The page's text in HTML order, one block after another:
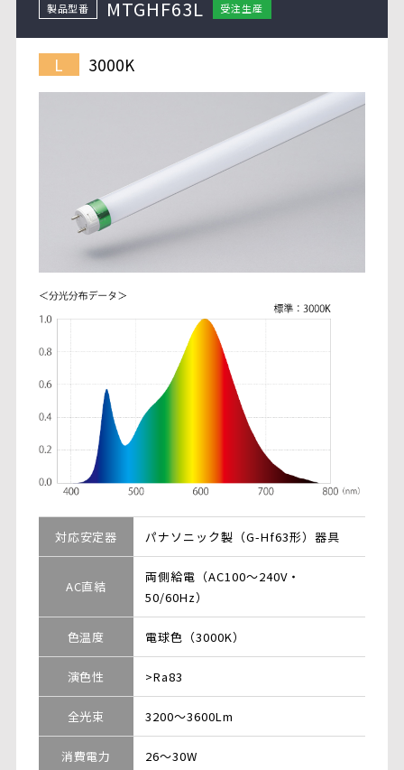
製品型番 MTGHF63L 受注生産
L 3000K
対応安定器 パナソニック製（G-Hf63形）器具
AC直結
両側給電（AC100～240V・
50/60Hz）
色温度 電球色（3000K）
演色性 >Ra83
全光束 3200～3600Lm
消費電力 26～30W